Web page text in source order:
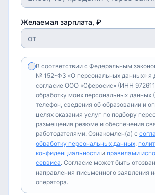
Желаемая зарплата, ₽
В соответствии с Федеральным
№ 152-ФЗ «О персональных данных» я
согласие ООО «Сферосис» (ИНН
обработку моих персональных данных
телефон, сведения об образовании и
целях оказания услуг по подбору
размещения резюме и обеспечения
работодателями. Ознакомлен(а) с
обработку персональных данных,
конфиденциальности и правилами
сервиса. Согласие может быть
направления письменного заявления
оператора.